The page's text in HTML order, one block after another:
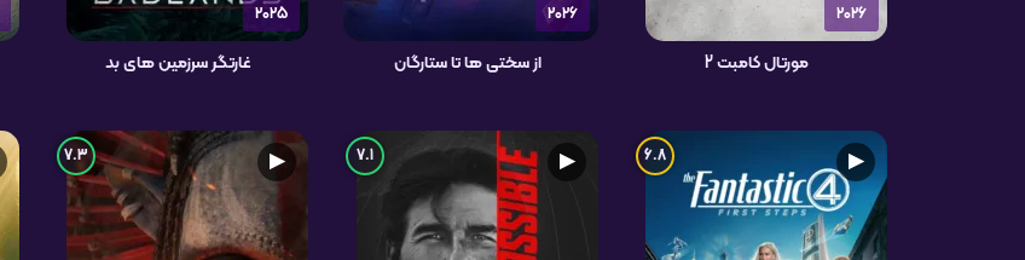
2026
مورتال کامبت 2
2026
از سختی ها تا ستارگان
2025
غارتگر سرزمین های بد
▶
6.8
▶
7.1
▶
7.3